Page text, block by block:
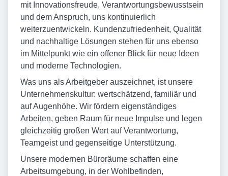
mit Innovationsfreude, Verantwortungsbewusstsein
und dem Anspruch, uns kontinuierlich
weiterzuentwickeln. Kundenzufriedenheit, Qualität
und nachhaltige Lösungen stehen für uns ebenso
im Mittelpunkt wie ein offener Blick für neue Ideen
und moderne Technologien.
Was uns als Arbeitgeber auszeichnet, ist unsere
Unternehmenskultur: wertschätzend, familiär und
auf Augenhöhe. Wir fördern eigenständiges
Arbeiten, geben Raum für neue Impulse und legen
gleichzeitig großen Wert auf Verantwortung,
Teamgeist und gegenseitige Unterstützung.
Unsere modernen Büroräume schaffen eine
Arbeitsumgebung, in der Wohlbefinden,